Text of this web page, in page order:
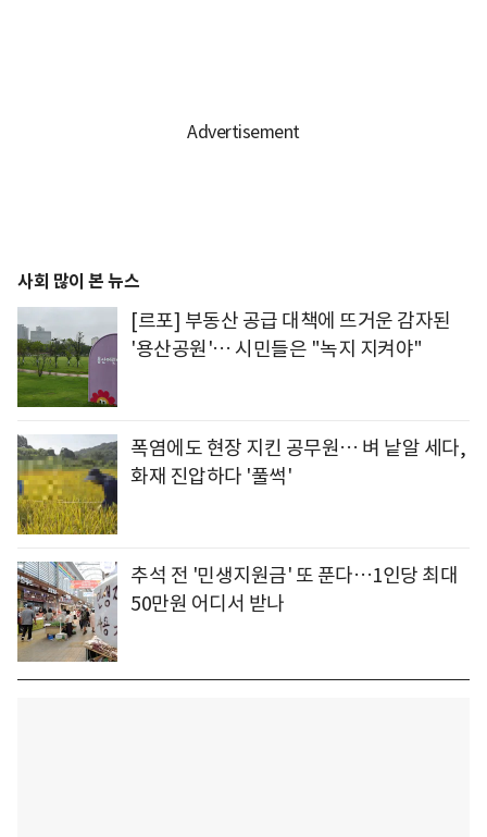
사회 많이 본 뉴스
[르포] 부동산 공급 대책에 뜨거운 감자된
'용산공원'… 시민들은 "녹지 지켜야"
폭염에도 현장 지킨 공무원… 벼 낱알 세다,
화재 진압하다 '풀썩'
추석 전 '민생지원금' 또 푼다…1인당 최대
50만원 어디서 받나